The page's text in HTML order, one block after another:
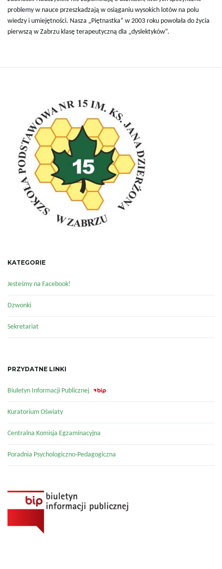
problemy w nauce przeszkadzają w osiąganiu wysokich lotów na polu
wiedzy i umiejętności. Nasza „Piętnastka” w 2003 roku powołała do życia
pierwszą w Zabrzu klasę terapeutyczną dla „dyslektyków”.
KATEGORIE
Jesteśmy na Facebook!
Dzwonki
Sekretariat
PRZYDATNE LINKI
Biuletyn Informacji Publicznej
Kuratorium Oświaty
Centralna Komisja Egzaminacyjna
Poradnia Psychologiczno-Pedagogiczna